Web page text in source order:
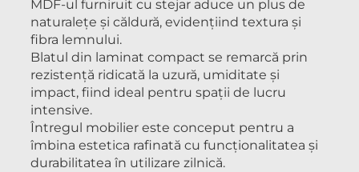
MDF-ul furniruit cu stejar aduce un plus de
naturalețe și căldură, evidențiind textura și
fibra lemnului.
Blatul din laminat compact se remarcă prin
rezistență ridicată la uzură, umiditate și
impact, fiind ideal pentru spații de lucru
intensive.
Întregul mobilier este conceput pentru a
îmbina estetica rafinată cu funcționalitatea și
durabilitatea în utilizare zilnică.